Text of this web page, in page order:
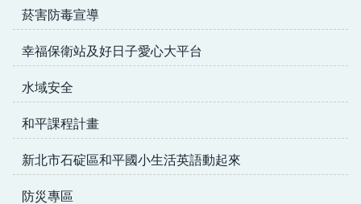
菸害防毒宣導
幸福保衛站及好日子愛心大平台
水域安全
和平課程計畫
新北市石碇區和平國小生活英語動起來
防災專區